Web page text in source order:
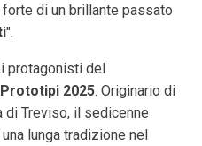
forte di un brillante passato
".
protagonisti del
2025. Originario di
di Treviso, il sedicenne
lunga tradizione nel